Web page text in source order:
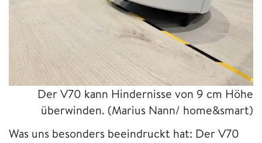
Der V70 kann Hindernisse von 9 cm Höhe
überwinden. (Marius Nann/ home&smart)
Was uns besonders beeindruckt hat: Der V70